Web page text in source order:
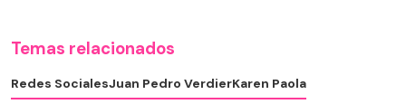
Temas relacionados
Redes SocialesJuan Pedro VerdierKaren Paola